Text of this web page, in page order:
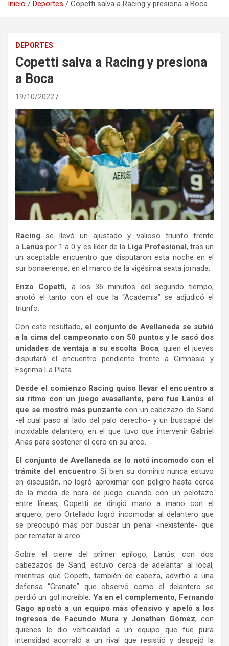
Inicio Deportes Copetti salva a Racing y presiona a Boca
DEPORTES
Copetti salva a Racing y presiona
a Boca
19/10/2022
Racing se llevó un ajustado y valioso triunfo frente
a Lanús por 1 a 0 y es líder de la Liga Profesional, tras un
un aceptable encuentro que disputaron esta noche en el
sur bonaerense, en el marco de la vigésima sexta jornada.
Enzo Copetti, a los 36 minutos del segundo tiempo,
anotó el tanto con el que la “Academia” se adjudicó el
triunfo.
Con este resultado, el conjunto de Avellaneda se subió
a la cima del campeonato con 50 puntos y le sacó dos
unidades de ventaja a su escolta Boca, quien el jueves
disputará el encuentro pendiente frente a Gimnasia y
Esgrima La Plata.
Desde el comienzo Racing quiso llevar el encuentro a
su ritmo con un juego avasallante, pero fue Lanús el
que se mostró más punzante con un cabezazo de Sand
-el cual paso al lado del palo derecho- y un buscapié del
inoxidable delantero, en el que tuvo que intervenir Gabriel
Arias para sostener el cero en su arco.
El conjunto de Avellaneda se lo notó incomodo con el
trámite del encuentro. Si bien su dominio nunca estuvo
en discusión, no logró aproximar con peligro hasta cerca
de la media de hora de juego cuando con un pelotazo
entre líneas, Copetti se dirigió mano a mano con el
arquero, pero Ortellado logró incomodar al delantero que
se preocupó más por buscar un penal -inexistente- que
por rematar al arco.
Sobre el cierre del primer epílogo, Lanús, con dos
cabezazos de Sand, estuvo cerca de adelantar al local,
mientras que Copetti, también de cabeza, advirtió a una
defensa “Granate” que observó como el delantero se
perdió un gol increíble. Ya en el complemento, Fernando
Gago apostó a un equipo más ofensivo y apeló a los
ingresos de Facundo Mura y Jonathan Gómez, con
quienes le dio verticalidad a un equipo que fue pura
intensidad acorraló a un rival que resistió y despejó la